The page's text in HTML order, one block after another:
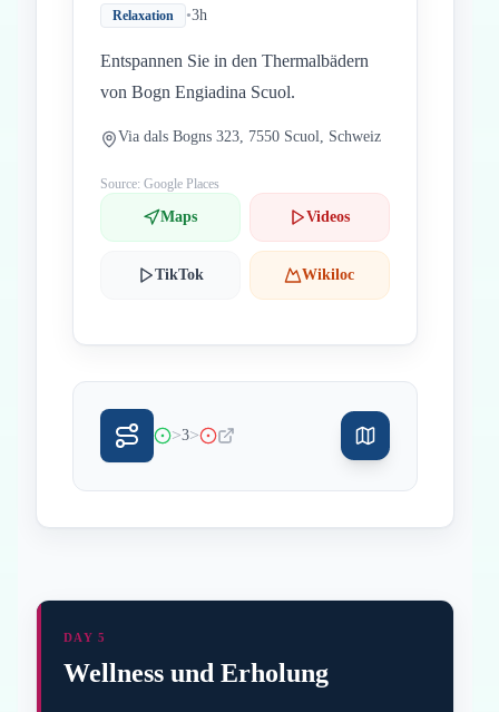
Relaxation •3h
Entspannen Sie in den Thermalbädern
von Bogn Engiadina Scuol.
Via dals Bogns 323, 7550 Scuol, Schweiz
Source: Google Places
Maps Videos
TikTok Wikiloc
>3>
DAY 5
Wellness und Erholung